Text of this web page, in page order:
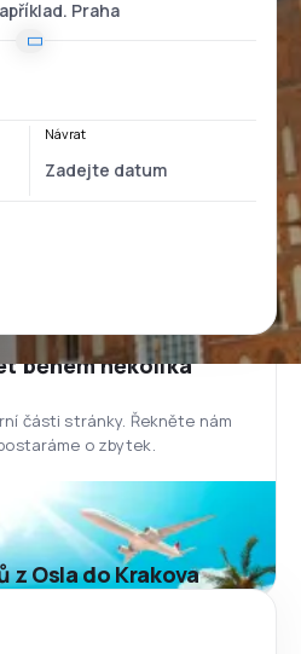
Návrat
během několika
části stránky. Řekněte nám
o zbytek.
z Osla do Krakova